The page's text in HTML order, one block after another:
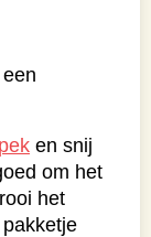
en snij
om het
het